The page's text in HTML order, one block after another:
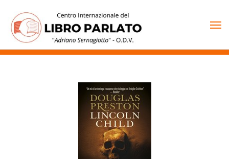
contenuto